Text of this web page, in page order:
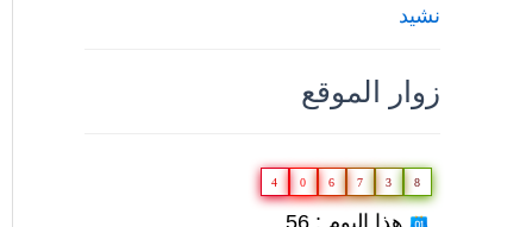
نشيد
زوار الموقع
4 0 6 7 3 8